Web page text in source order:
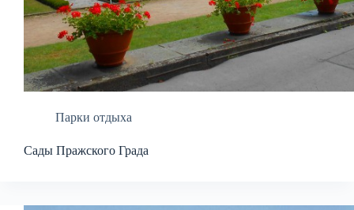
Парки отдыха
Сады Пражского Града